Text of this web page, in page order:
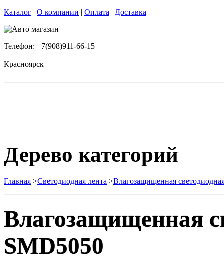
Каталог | О компании | Оплата | Доставка
Телефон: +7(908)911-66-15
Красноярск
Дерево категорий
Главная >Светодиодная лента >Влагозащищенная
Влагозащищенная
SMD5050